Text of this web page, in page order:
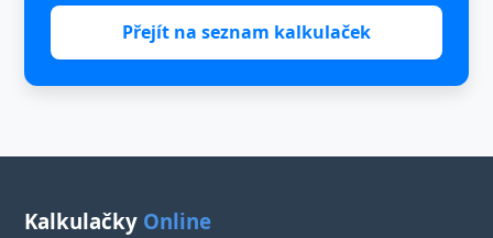
Přejít na seznam kalkulaček
Kalkulačky Online